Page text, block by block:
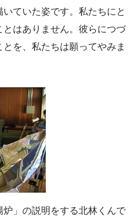
ていた姿です。私たちにと
はありません。彼らにつづ
を、私たちは願ってやみま
」の説明をする北林くんで